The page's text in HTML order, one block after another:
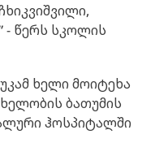
- წერს სკოლის
ხელი მოიტეხა
ბათუმის
ჰოსპიტალში